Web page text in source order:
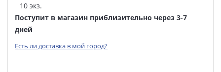
10 экз.
Поступит в магазин приблизительно через 3-7
дней
Есть ли доставка в мой город?